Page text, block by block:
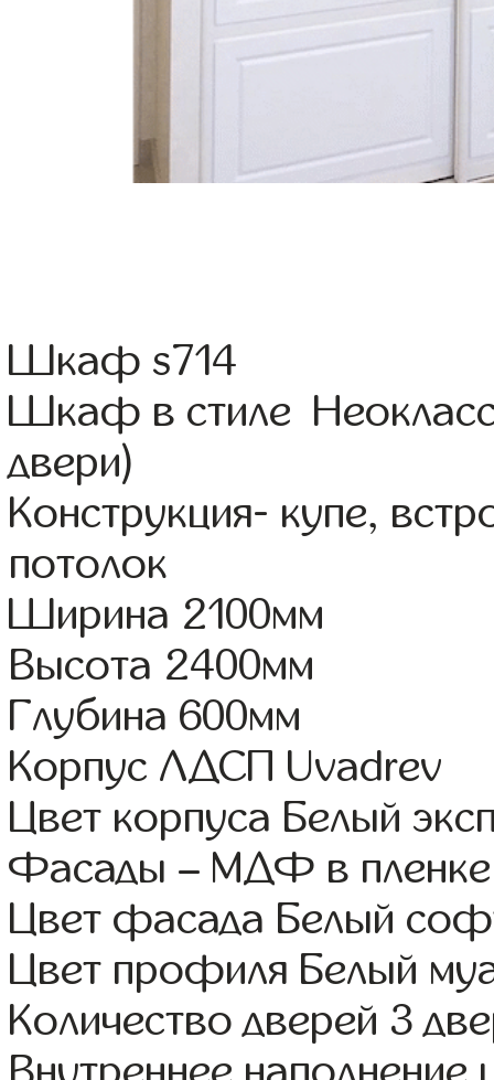
Шкаф s714
Шкаф в стиле
двери)
Конструкция- купе,
потолок
Ширина 2100мм
Высота 2400мм
Глубина 600мм
Корпус ЛДСП Uvadrev
Цвет корпуса Белый
Фасады – МДФ в
Цвет фасада Белый
Цвет профиля Белый
Количество дверей 3